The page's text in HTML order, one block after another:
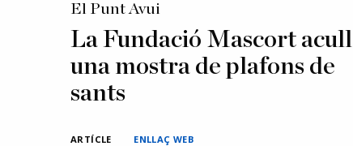
El Punt Avui
La Fundació Mascort acull
una mostra de plafons de
sants
ARTÍCLE ENLLAÇ WEB